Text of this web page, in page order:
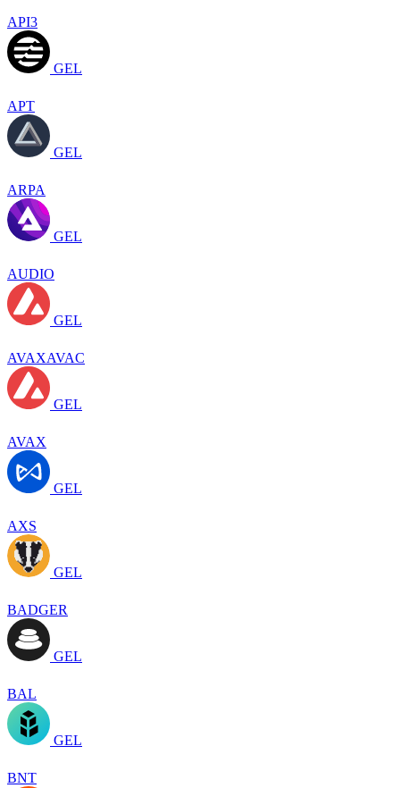
API3
GEL
APT
GEL
ARPA
GEL
AUDIO
GEL
AVAXAVAC
GEL
AVAX
GEL
AXS
GEL
BADGER
GEL
BAL
GEL
BNT